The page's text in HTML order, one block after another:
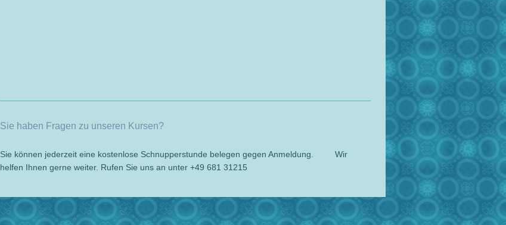
Sie haben Fragen zu unseren Kursen?
Sie können jederzeit eine kostenlose Schnupperstunde belegen gegen Anmeldung. Wir
helfen Ihnen gerne weiter. Rufen Sie uns an unter +49 681 31215